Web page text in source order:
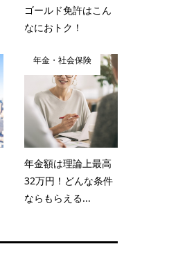
ゴールド免許はこん
なにおトク！
年金・社会保険
年金額は理論上最高
32万円！どんな条件
ならもらえる...